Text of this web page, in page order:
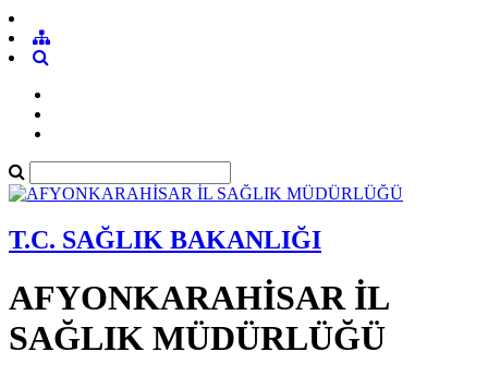
T.C. SAĞLIK BAKANLIĞI
AFYONKARAHİSAR İL
SAĞLIK MÜDÜRLÜĞÜ